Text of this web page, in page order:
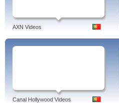
AXN Videos
Canal Hollywood Videos